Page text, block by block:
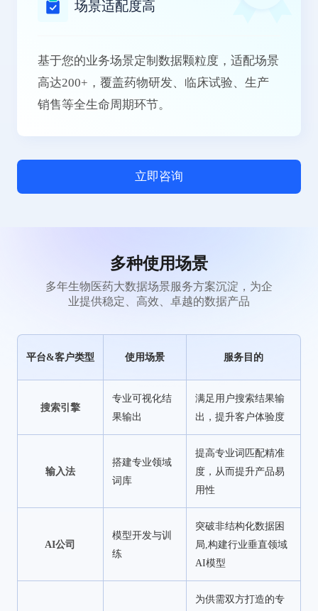
场景适配度高
基于您的业务场景定制数据颗粒度，适配场景
高达200+，覆盖药物研发、临床试验、生产
销售等全生命周期环节。
立即咨询
多种使用场景
多年生物医药大数据场景服务方案沉淀，为企
业提供稳定、高效、卓越的数据产品
平台&客户类型 使用场景 服务目的
搜索引擎
专业可视化结
果输出
满足用户搜索结果输
出，提升客户体验度
输入法
搭建专业领域
词库
提高专业词匹配精准
度，从而提升产品易
用性
AI公司
模型开发与训
练
突破非结构化数据困
局,构建行业垂直领域
AI模型
为供需双方打造的专